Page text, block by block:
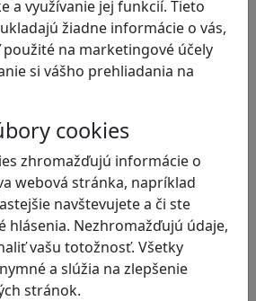
a využívanie jej funkcií. Tieto
žiadne informácie o vás,
na marketingové účely
si vášho prehliadania na
cookies
zhromažďujú informácie o
webová stránka, napríklad
navštevujete a či ste
hlásenia. Nezhromažďujú údaje,
vašu totožnosť. Všetky
a slúžia na zlepšenie
stránok.